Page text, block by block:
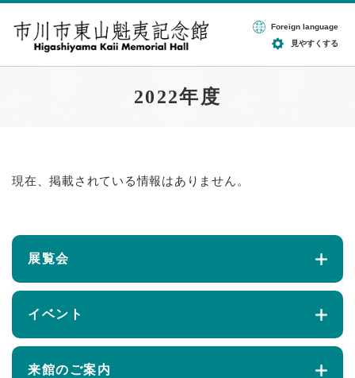
Foreign language
見やすくする
2022年度
文
現在、掲載されている情報はありません。
展覧会
イベント
来館のご案内